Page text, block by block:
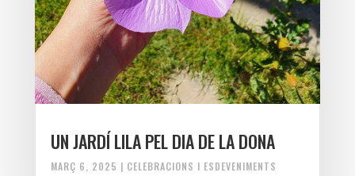
UN JARDÍ LILA PEL DIA DE LA DONA
MARÇ 6, 2025 | CELEBRACIONS I ESDEVENIMENTS